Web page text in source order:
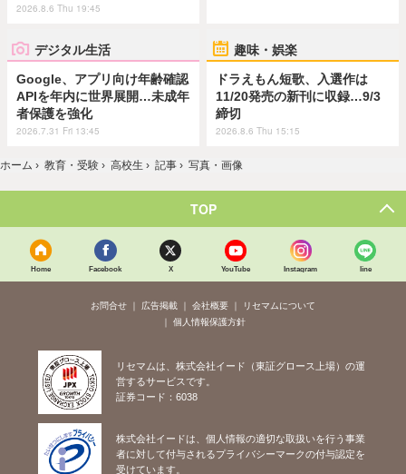
2026.8.6 Thu 19:45
デジタル生活
Google、アプリ向け年齢確認
APIを年内に世界展開…未成年
者保護を強化
2026.7.31 Fri 13:45
趣味・娯楽
ドラえもん短歌、入選作は
11/20発売の新刊に収録…9/3
締切
2026.8.6 Thu 15:15
ホーム › 教育・受験 › 高校生 › 記事 › 写真・画像
TOP
Home Facebook X YouTube Instagram line
お問合せ 広告掲載 会社概要
リセマムについて
個人情報保護方針
リセマムは、株式会社イード（東証グロース上場）の運
営するサービスです。
証券コード：6038
株式会社イードは、個人情報の適切な取扱いを行う事業
者に対して付与されるプライバシーマークの付与認定を
受けています。